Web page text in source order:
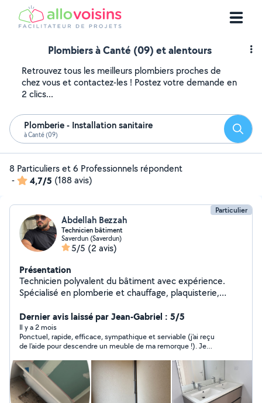
Plombiers à Canté (09) et alentours
Retrouvez tous les meilleurs plombiers proches de
chez vous et contactez-les ! Postez votre demande en
2 clics...
Plomberie - Installation sanitaire
à Canté (09)
8 Particuliers et 6 Professionnels répondent
-
4,7/5 (188 avis)
Particulier
Abdellah Bezzah
Technicien bâtiment
Saverdun (Saverdun)
5/5 (2 avis)
Présentation
Technicien polyvalent du bâtiment avec expérience.
Spécialisé en plomberie et chauffage, plaquisterie,
vos besoins.
Dernier avis laissé par Jean-Gabriel : 5/5
Il y a 2 mois
Ponctuel, rapide, efficace, sympathique et serviable (j'ai reçu
de l'aide pour descendre un meuble de ma remorque !). Je